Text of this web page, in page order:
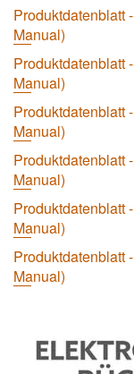
Produktdatenblatt
Manual)
Produktdatenblatt
Manual)
Produktdatenblatt
Manual)
Produktdatenblatt
Manual)
Produktdatenblatt
Manual)
Produktdatenblatt
Manual)